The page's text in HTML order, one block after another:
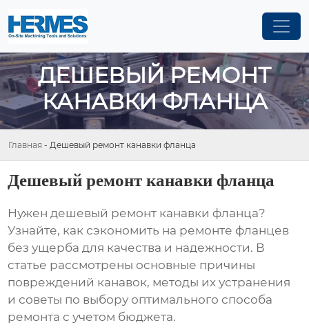
ДЕШЕВЫЙ РЕМОНТ
КАНАВКИ ФЛАНЦА
Главная - Дешевый ремонт канавки фланца
Дешевый ремонт канавки фланца
Нужендешевый ремонт канавки фланца?
Узнайте, как сэкономить на ремонте фланцев
без ущерба для качества и надежности. В
статье рассмотрены основные причины
повреждений канавок, методы их устранения
и советы по выбору оптимального способа
ремонта с учетом бюджета.